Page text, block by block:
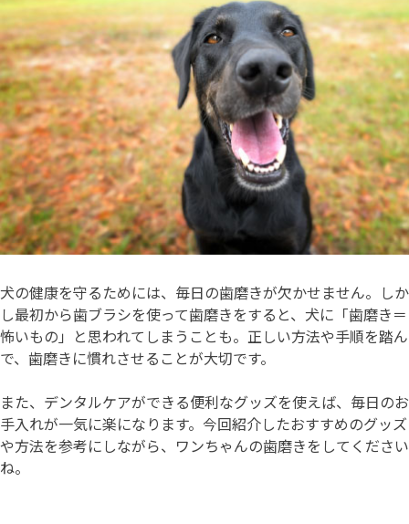
犬の健康を守るためには、毎日の歯磨きが欠かせません。しか
し最初から歯ブラシを使って歯磨きをすると、犬に「歯磨き＝
怖いもの」と思われてしまうことも。正しい方法や手順を踏ん
で、歯磨きに慣れさせることが大切です。
また、デンタルケアができる便利なグッズを使えば、毎日のお
手入れが一気に楽になります。今回紹介したおすすめのグッズ
や方法を参考にしながら、ワンちゃんの歯磨きをしてください
ね。